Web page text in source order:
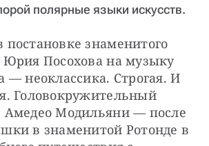
полярные языки искусств.
постановке знаменитого
Посохова на музыку
— неоклассика. Строгая. И
Головокружительный
Модильяни — после
в знаменитой Ротонде в